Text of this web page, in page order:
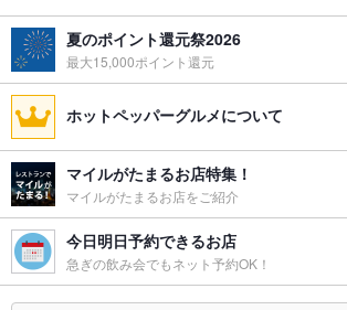
夏のポイント還元祭2026
最大15,000ポイント還元
ホットペッパーグルメについて
マイルがたまるお店特集！
マイルがたまるお店をご紹介
今日明日予約できるお店
急ぎの飲み会でもネット予約OK！